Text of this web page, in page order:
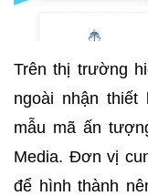
Trên thị trường
ngoài nhận
mẫu mã ấn
Media. Đơn vị
để hình thành